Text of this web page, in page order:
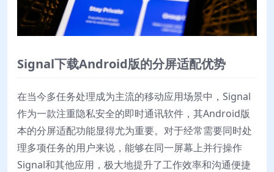
Signal下载Android版的分屏适配优势
在当今多任务处理成为主流的移动应用场景中，Signal
作为一款注重隐私安全的即时通讯软件，其Android版
本的分屏适配功能显得尤为重要。对于经常需要同时处
理多项任务的用户来说，能够在同一屏幕上并行操作
Signal和其他应用，极大地提升了工作效率和沟通便捷